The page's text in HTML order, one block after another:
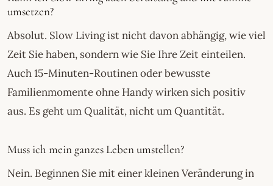
umsetzen?
Absolut. Slow Living ist nicht davon abhängig, wie viel
Zeit Sie haben, sondern wie Sie Ihre Zeit einteilen.
Auch 15-Minuten-Routinen oder bewusste
Familienmomente ohne Handy wirken sich positiv
aus. Es geht um Qualität, nicht um Quantität.
Muss ich mein ganzes Leben umstellen?
Nein. Beginnen Sie mit einer kleinen Veränderung in